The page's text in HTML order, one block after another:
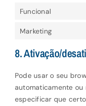
Funcional
Marketing
8. Ativação/
Pode usar o seu
automaticamente ou
especificar que